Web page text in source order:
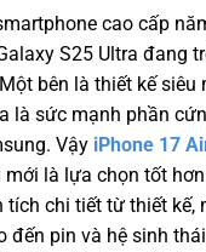
cao cấp
S25 Ultra đang
bên là thiết kế siêu
là sức mạnh phần
Vậy iPhone 17
là lựa chọn tốt
chi tiết từ thiết kế,
đến pin và hệ sinh